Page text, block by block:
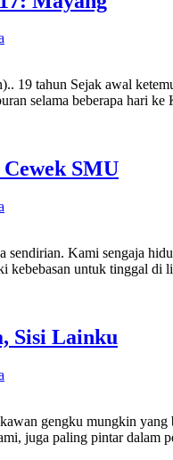
19 tahun Sejak awal
selama beberapa hari
SMU
Kami sengaja
kebebasan untuk tinggal di
Sisi Lainku
gengku mungkin
juga paling pintar dalam